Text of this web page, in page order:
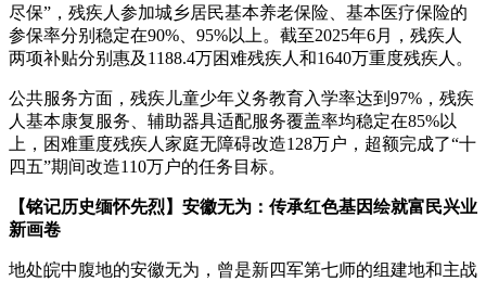
尽保”，残疾人参加城乡居民基本养老保险、基本医疗保险的
参保率分别稳定在90%、95%以上。截至2025年6月，残疾人
两项补贴分别惠及1188.4万困难残疾人和1640万重度残疾人。
公共服务方面，残疾儿童少年义务教育入学率达到97%，残疾
人基本康复服务、辅助器具适配服务覆盖率均稳定在85%以
上，困难重度残疾人家庭无障碍改造128万户，超额完成了“十
四五”期间改造110万户的任务目标。
【铭记历史缅怀先烈】安徽无为：传承红色基因绘就富民兴业
新画卷
地处皖中腹地的安徽无为，曾是新四军第七师的组建地和主战